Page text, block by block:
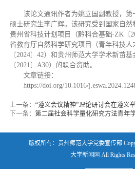
该论文通讯作者为姚立国副教授，第
硕士研究生李广辉。该研究受到国家自然
贵州省科技计划项目（黔科合基础-ZK〔
省教育厅自然科学研究项目（青年科技人
〔2024〕42）和贵州师范大学学术新苗
〔2021〕A30）的联合资助。
文章链接：
https://doi.org/10.1016/
上一条： “遵义会议精神”理论研讨会在遵义
下一条： 第二届社会科学量化研究方法青年
版权所有：贵州师范大学党委宣传部
大学新闻网 All Rights